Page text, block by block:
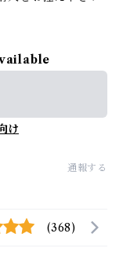
け
通報する
(368)